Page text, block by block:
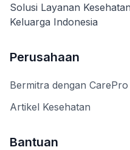
Solusi Layanan
Keluarga Indonesia
Perusahaan
Bermitra dengan CarePro
Artikel Kesehatan
Bantuan